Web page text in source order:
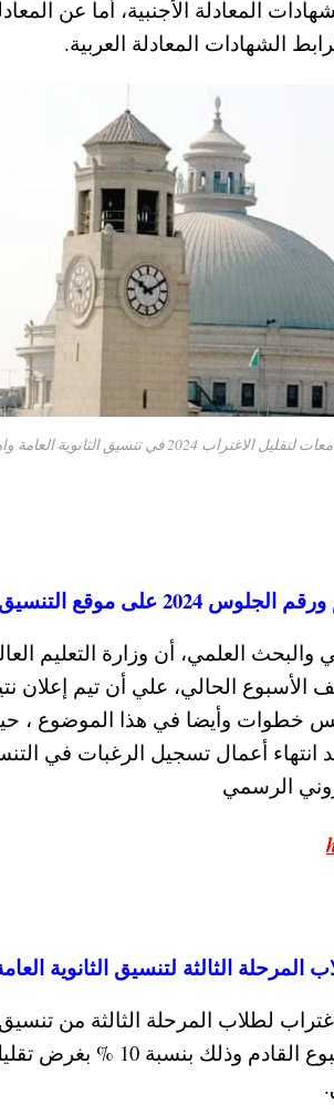
طريقة التحويل بين الجامعات لتقليل الاغتراب 2024 في تنسيق
التنسيق الإلكتروني
العلمي، أن وزارة التعليم
الأسبوع الحالي، علي أن تيم إعلان
خطوات وأيضا في هذا الموضوع ،
انتهاء أعمال تسجيل الرغبات في
الرسمي
الثالثة لتنسيق الثانوية العامة
والجامعات والمعاهد الحكومية